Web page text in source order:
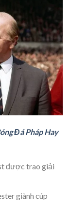
Đá Pháp Hay
được trao giải
giành cúp